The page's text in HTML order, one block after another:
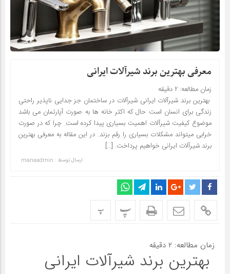
معرفی بهترین برند شیرآلات ایرانی
زمان مطالعه: ۲ دقیقه
بهترین برند شیرآلات ایرانی شیرآلات در ساختمان جز جدایی ناپذیر راحتی
زندگی برای انسان است حال که اکثر خانه ها به صورت آپارتمان می باشد
موضوع کیفیت شیرآلات اهمیت بسیاری پیدا کرده است. چرا که در صورت
خرابی میتواند مشکلات بسیاری را رقم بزند. در این مقاله به معرفی بهترین
برند شیرآلات ایرانی خواهیم پرداخت. […]
ارسال توسط : manaadmin
پ پ
زمان مطالعه: ۲ دقیقه
بهترین برند شیرآلات ایرانی